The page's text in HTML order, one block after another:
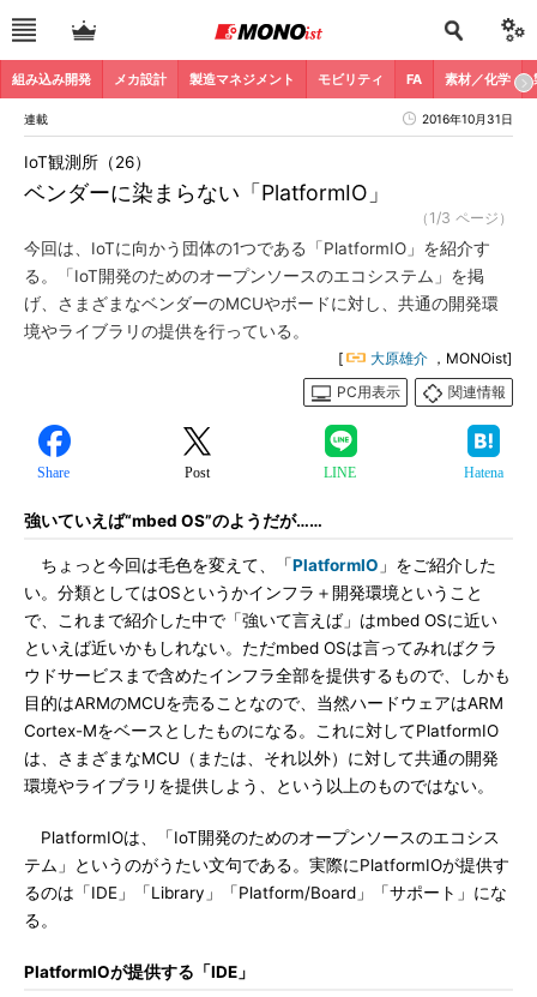
組み込み開発 メカ設計 製造マネジメント モビリティ FA 素材／化学
連載 2016年10月31日
ベンダーに染まらない「PlatformIO」
IoT観測所（26）
（1/3 ページ）
今回は、IoTに向かう団体の1つである「PlatformIO」を紹介す
る。「IoT開発のためのオープンソースのエコシステム」を掲
げ、さまざまなベンダーのMCUやボードに対し、共通の開発環
境やライブラリの提供を行っている。
[ 大原雄介 ，MONOist]
PC用表示
関連情報
Share Post LINE Hatena
強いていえば“mbed OS”のようだが……
ちょっと今回は毛色を変えて、「PlatformIO 」をご紹介した
い。分類としてはOSというかインフラ＋開発環境ということ
で、これまで紹介した中で「強いて言えば」はmbed OSに近い
といえば近いかもしれない。ただmbed OSは言ってみればクラ
ウドサービスまで含めたインフラ全部を提供するもので、しかも
目的はARMのMCUを売ることなので、当然ハードウェアはARM
Cortex-Mをベースとしたものになる。これに対してPlatformIO
は、さまざまなMCU（または、それ以外）に対して共通の開発
環境やライブラリを提供しよう、という以上のものではない。
PlatformIOは、「IoT開発のためのオープンソースのエコシス
テム」というのがうたい文句である。実際にPlatformIOが提供す
るのは「IDE」「Library」「Platform/Board」「サポート」にな
る。
PlatformIOが提供する「IDE」